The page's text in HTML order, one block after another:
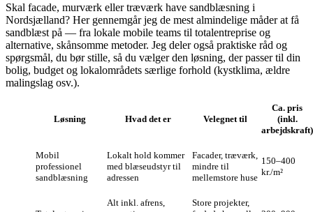
Skal facade, murværk eller træværk have sandblæsning i
Nordsjælland? Her gennemgår jeg de mest almindelige måder at få
sandblæst på — fra lokale mobile teams til totalentreprise og
alternative, skånsomme metoder. Jeg deler også praktiske råd og
spørgsmål, du bør stille, så du vælger den løsning, der passer til din
bolig, budget og lokalområdets særlige forhold (kystklima, ældre
malingslag osv.).
Løsning Hvad det er Velegnet til
Ca. pris
(inkl.
arbejdskraft)
Mobil
professionel
sandblæsning
Lokalt hold kommer
med blæseudstyr til
adressen
Facader, træværk,
mindre til
mellemstore huse
150–400
kr./m²
Alt inkl. afrens,
Store projekter,